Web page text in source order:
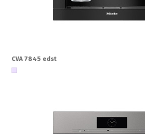
CVA 7845 edst